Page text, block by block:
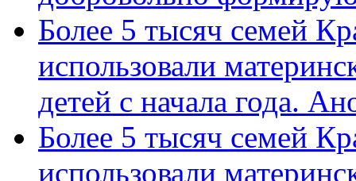
Более 5 тысяч семей
использовали
детей с начала года.
Более 5 тысяч семей
использовали